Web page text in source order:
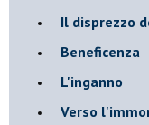
Il disprezzo
Beneficenza
L'inganno
Verso